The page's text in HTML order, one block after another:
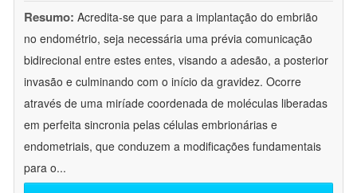
Resumo: Acredita-se que para a implantação do embrião
no endométrio, seja necessária uma prévia comunicação
bidirecional entre estes entes, visando a adesão, a posterior
invasão e culminando com o início da gravidez. Ocorre
através de uma miríade coordenada de moléculas liberadas
em perfeita sincronia pelas células embrionárias e
endometriais, que conduzem a modificações fundamentais
para o...